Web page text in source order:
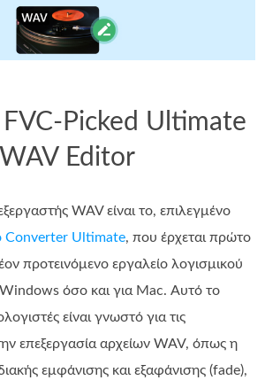
Picked Ultimate
WAV Editor
WAV είναι το, επιλεγμένο
Converter Ultimate, που έρχεται πρώτο
προτεινόμενο εργαλείο λογισμικού
όσο και για Mac. Αυτό το
είναι γνωστό για τις
επεξεργασία αρχείων WAV, όπως η
εμφάνισης και εξαφάνισης (fade),